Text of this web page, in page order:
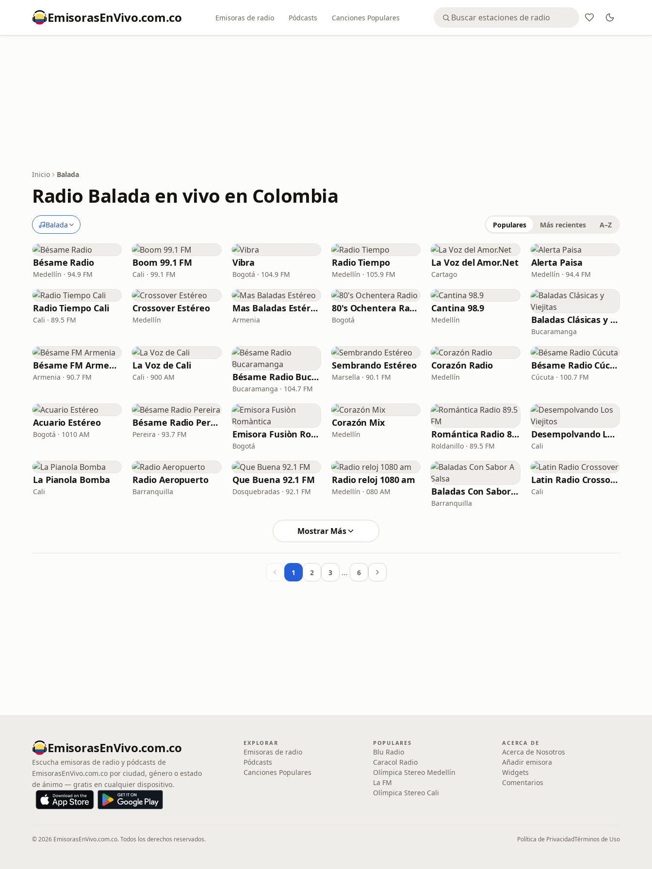
EmisorasEnVivo.com.co Emisoras de radio Pódcasts Canciones Populares
Inicio Balada
Radio Balada en vivo en Colombia
Balada Populares Más recientes A–Z
Bésame Radio
Medellín · 94.9 FM
Boom 99.1 FM
Cali · 99.1 FM
Vibra
Bogotá · 104.9 FM
Radio Tiempo
Medellín · 105.9 FM
La Voz del Amor.Net
Cartago
Alerta Paisa
Medellín · 94.4 FM
Radio Tiempo Cali
Cali · 89.5 FM
Crossover Estéreo
Medellín
Mas Baladas Estéreo
Armenia
80's Ochentera Radio
Bogotá
Cantina 98.9
Medellín Baladas Clásicas y Viejitas
Bucaramanga
Bésame FM Armenia
Armenia · 90.7 FM
La Voz de Cali
Cali · 900 AM Bésame Radio Bucaramanga
Bucaramanga · 104.7 FM
Sembrando Estéreo
Marsella · 90.1 FM
Corazón Radio
Medellín
Bésame Radio Cúcuta
Cúcuta · 100.7 FM
Acuario Estéreo
Bogotá · 1010 AM
Bésame Radio Pereira
Pereira · 93.7 FM Emisora Fusiòn Romàntica
Bogotá
Corazón Mix
Medellín Romántica Radio 89.5 FM
Roldanillo · 89.5 FM
Desempolvando Los Viejitos
Cali
La Pianola Bomba
Cali
Radio Aeropuerto
Barranquilla
Que Buena 92.1 FM
Dosquebradas · 92.1 FM
Radio reloj 1080 am
Medellín · 080 AM Baladas Con Sabor A Salsa
Barranquilla
Latin Radio Crossover
Cali
Mostrar Más
1 2 3 … 6
EmisorasEnVivo.com.co
Escucha emisoras de radio y pódcasts de
EmisorasEnVivo.com.co por ciudad, género o estado
de ánimo — gratis en cualquier dispositivo.
EXPLORAR
Emisoras de radio
Pódcasts
Canciones Populares
POPULARES
Blu Radio
Caracol Radio
Olímpica Stereo Medellín
La FM
Olímpica Stereo Cali
ACERCA DE
Acerca de Nosotros
Añadir emisora
Widgets
Comentarios
© 2026 EmisorasEnVivo.com.co. Todos los derechos reservados. Política de PrivacidadTérminos de Uso